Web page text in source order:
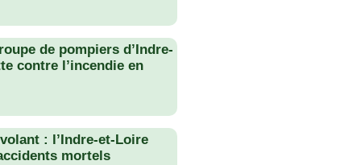
de pompiers d’Indre-
contre l’incendie en
: l’Indre-et-Loire
mortels